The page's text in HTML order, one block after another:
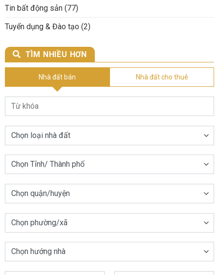
Tin bất động sản (77)
Tuyển dụng & Đào tạo (2)
TÌM NHIỀU HƠN
Nhà đất bán Nhà đất cho thuê